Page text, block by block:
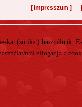
[ Impresszum ]
kat (sütiket)
elfogadja a